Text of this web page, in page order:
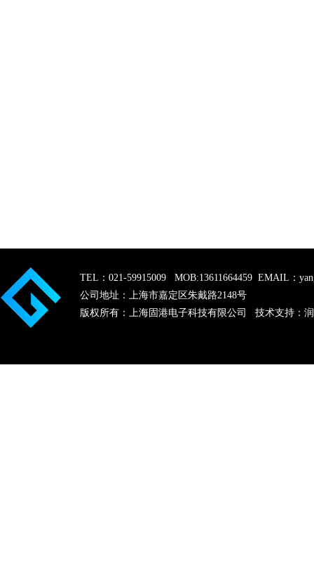
TEL：021-59915009 MOB:13611664459 EMAIL：
公司地址：上海市嘉定区朱戴路2148号
版权所有：上海固港电子科技有限公司 技术支持：